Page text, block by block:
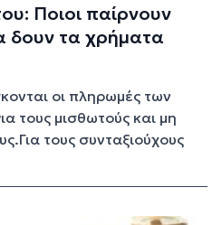
Ποιοι παίρνουν
δουν τα χρήματα
οι πληρωμές των
τους μισθωτούς και μη
τους συνταξιούχους